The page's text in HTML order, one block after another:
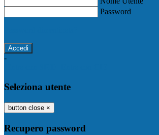
Password
-
Seleziona utente
button close ×
Recupero password